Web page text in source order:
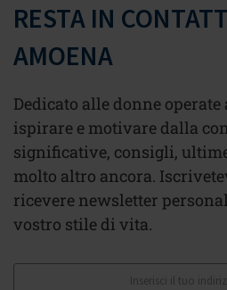
RESTA IN
AMOENA
Dedicato alle donne
ispirare e motivare dalla
significative, consigli,
molto altro ancora.
ricevere newsletter
vostro stile di vita.